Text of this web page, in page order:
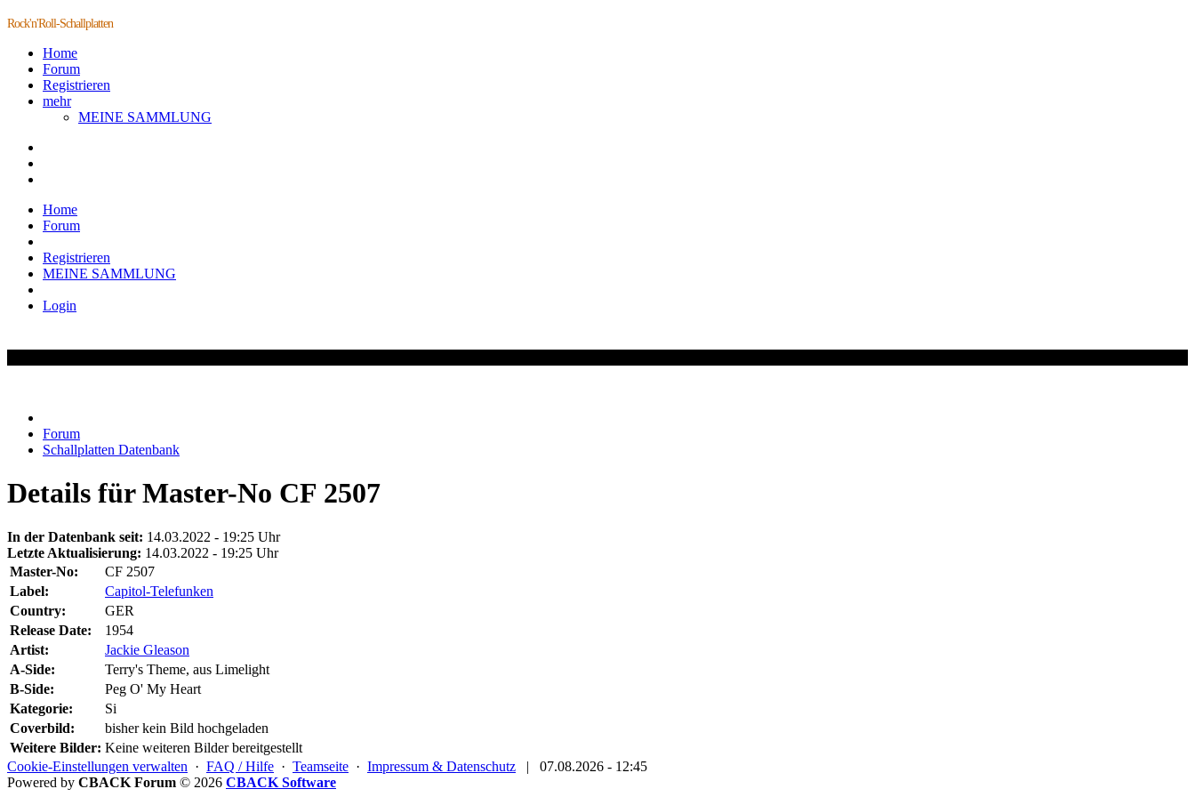
Rock'n'Roll-Schallplatten
Home
Forum
Registrieren
mehr
MEINE SAMMLUNG
Home
Forum
Registrieren
MEINE SAMMLUNG
Login
Forum
Schallplatten Datenbank
Details für Master-No CF 2507
In der Datenbank seit: 14.03.2022 - 19:25 Uhr
Letzte Aktualisierung: 14.03.2022 - 19:25 Uhr
Master-No:
CF 2507
Label:
Capitol-Telefunken
Country:
GER
Release Date:
1954
Artist:
Jackie Gleason
A-Side:
Terry's Theme, aus Limelight
B-Side:
Peg O' My Heart
Kategorie:
Si
Coverbild:
bisher kein Bild hochgeladen
Weitere Bilder: Keine weiteren Bilder bereitgestellt
Cookie-Einstellungen verwalten · FAQ / Hilfe · Teamseite · Impressum & Datenschutz |
07.08.2026 - 12:45
Powered by CBACK Forum © 2026 CBACK Software